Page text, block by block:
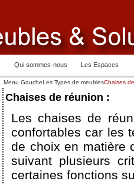
Qui sommes-nous Les Espaces
Menu GaucheLes Types de meublesChaises
Chaises de réunion :
Les chaises de
confortables car les
de choix en matière
suivant plusieurs
certaines fonctions